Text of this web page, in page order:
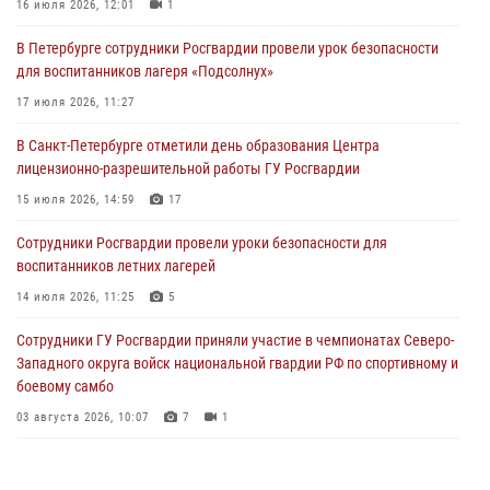
06 августа 2026, 11:36
Сотрудники и военнослужащие Росгвардии обеспечили
правопорядок при проведении матча "Зенит" - "Балтика"
06 августа 2026, 07:30
В Выборгском районе наряд Росгвардии обнаружил
разыскиваемый преступный автотранспорт
05 августа 2026, 12:25 2
Петербургские росгвардейцы обнаружили объявленный в розыск
автомобиль, ранее использовавшийся при совершении кражи в
Ленобласти
16 июля 2026, 12:01 1
В Петербурге сотрудники Росгвардии провели урок безопасности
для воспитанников лагеря «Подсолнух»
17 июля 2026, 11:27
В Санкт-Петербурге отметили день образования Центра
лицензионно-разрешительной работы ГУ Росгвардии
15 июля 2026, 14:59 17
Сотрудники Росгвардии провели уроки безопасности для
воспитанников летних лагерей
14 июля 2026, 11:25 5
Сотрудники ГУ Росгвардии приняли участие в чемпионатах Северо-
Западного округа войск национальной гвардии РФ по спортивному и
боевому самбо
03 августа 2026, 10:07 7 1